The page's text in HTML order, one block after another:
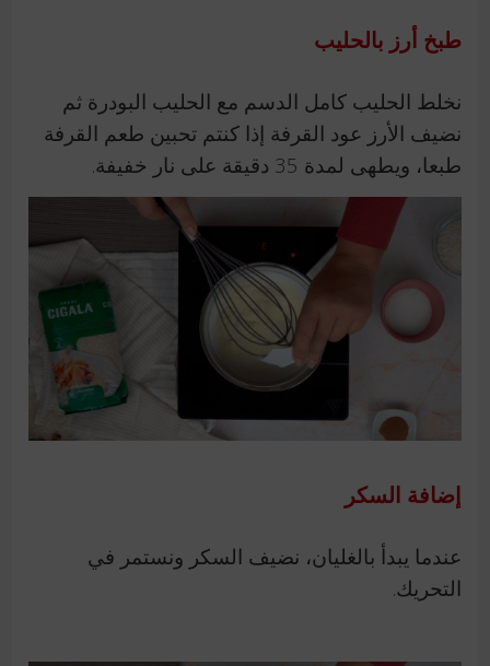
طبخ أرز بالحليب
نخلط الحليب كامل الدسم مع الحليب البودرة ثم
نضيف الأرز عود القرفة إذا كنتم تحبين طعم القرفة
طبعا، ويطهى لمدة 35 دقيقة على نار خفيفة.
إضافة السكر
عندما يبدأ بالغليان، نضيف السكر ونستمر في
التحريك.